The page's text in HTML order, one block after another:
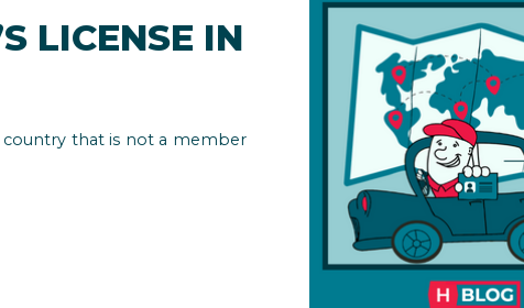
LICENSE IN
country that is not a member